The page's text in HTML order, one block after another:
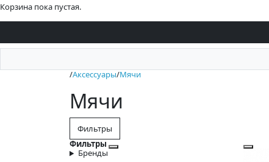
Корзина пока пустая.
/Аксессуары/Мячи
Мячи
Фильтры
Фильтры
Закрыть фильтры
Бренды